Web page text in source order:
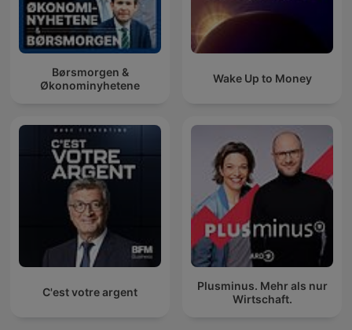
Børsmorgen &
Økonominyhetene
Wake Up to Money
C'est votre argent
Plusminus. Mehr als nur
Wirtschaft.